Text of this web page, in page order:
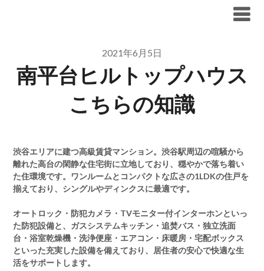
2021年6月5日
南平台ヒルトップハウス
こちらの知識
渋谷エリアに建つ高級賃貸マンション。渋谷駅周辺の喧騒から
離れた高台の閑静な住宅街に立地しており、穏やかで落ち着い
た住環境です。ワンルームとコンパクトな広さの1LDKの住戸を
揃えており、シングルやディンクスに最適です。
オートロック・防犯カメラ・TVモニター付インターホンといっ
た防犯設備と、ガスシステムキッチン・追焚バス・独立洗面
台・浴室乾燥機・洗浄便座・エアコン・床暖房・宅配ボックス
といった充実した設備を備えており、居住者の安心で快適な生
活をサポートします。